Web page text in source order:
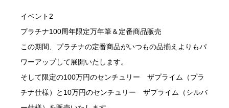
イベント2
プラチナ100周年限定万年筆＆定番商品販売
この期間、プラチナの定番商品がいつもの品揃えよりもパ
ワーアップして展開いたします。
そして限定の100万円のセンチュリー ザプライム（プラ
チナ仕様）と10万円のセンチュリー ザプライム（シルバ